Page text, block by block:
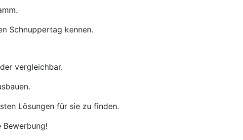
Schnuppertag kennen.
vergleichbar.
Lösungen für sie zu finden.
Bewerbung!